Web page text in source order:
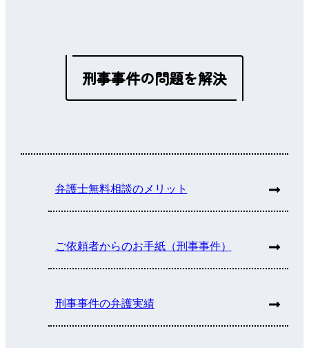
刑事事件の問題を解決
弁護士無料相談のメリット
ご依頼者からのお手紙（刑事事件）
刑事事件の弁護実績